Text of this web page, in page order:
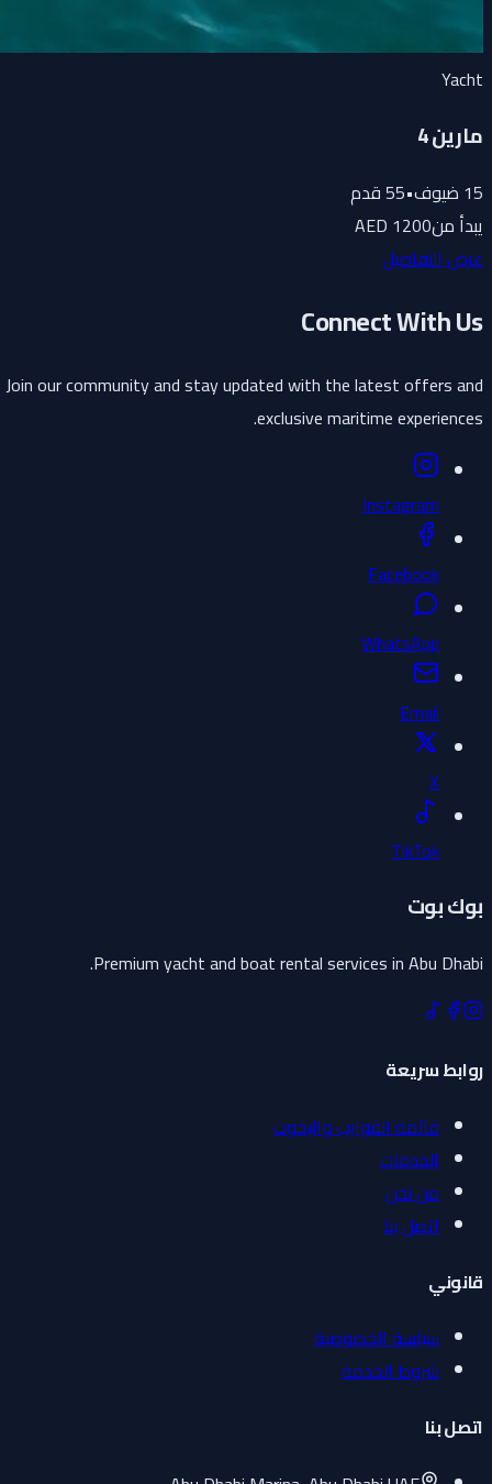
Yacht
مارين 4
15ضيوف•
55قدم
يبدأ من1200 AED
عرض التفاصيل
Connect With Us
Join our community and stay updated with the latest offers and
exclusive maritime experiences.
Instagram
Facebook
WhatsApp
Email
X
TikTok
بوك بوت
Premium yacht and boat rental services in Abu Dhabi.
روابط سريعة
قائمة القوارب واليخوت
الخدمات
من نحن
اتصل بنا
قانوني
سياسة الخصوصية
شروط الخدمة
اتصل بنا